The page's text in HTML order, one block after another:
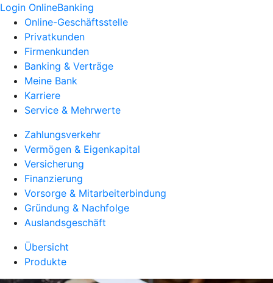
Login OnlineBanking
Online-Geschäftsstelle
Privatkunden
Firmenkunden
Banking & Verträge
Meine Bank
Karriere
Service & Mehrwerte
Zahlungsverkehr
Vermögen & Eigenkapital
Versicherung
Finanzierung
Vorsorge & Mitarbeiterbindung
Gründung & Nachfolge
Auslandsgeschäft
Übersicht
Produkte